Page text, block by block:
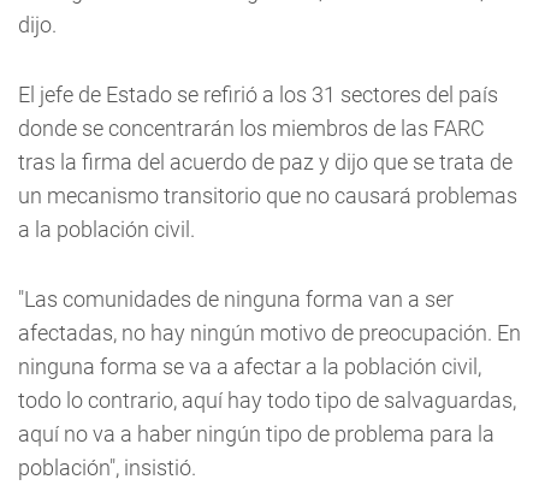
dijo.
El jefe de Estado se refirió a los 31 sectores del país
donde se concentrarán los miembros de las FARC
tras la firma del acuerdo de paz y dijo que se trata de
un mecanismo transitorio que no causará problemas
a la población civil.
"Las comunidades de ninguna forma van a ser
afectadas, no hay ningún motivo de preocupación. En
ninguna forma se va a afectar a la población civil,
todo lo contrario, aquí hay todo tipo de salvaguardas,
aquí no va a haber ningún tipo de problema para la
población", insistió.